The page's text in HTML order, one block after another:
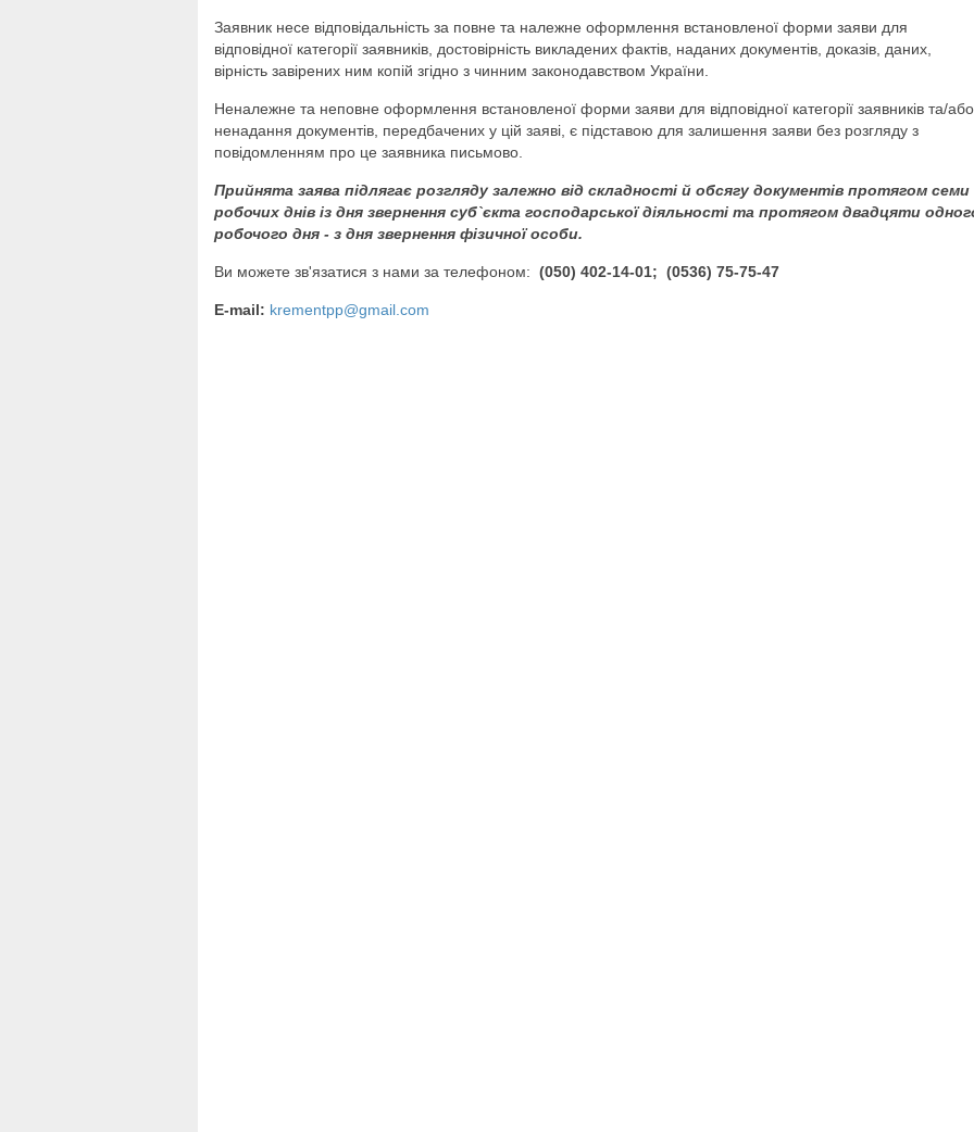
Заявник несе відповідальність за повне та належне оформлення встановленої форми заяви для
відповідної категорії заявників, достовірність викладених фактів, наданих документів, доказів, даних,
вірність завірених ним копій згідно з чинним законодавством України.
Неналежне та неповне оформлення встановленої форми заяви для відповідної категорії заявників та/або
ненадання документів, передбачених у цій заяві, є підставою для залишення заяви без розгляду з
повідомленням про це заявника письмово.
Прийнята заява підлягає розгляду залежно від складності й обсягу документів протягом семи
робочих днів із дня звернення суб`єкта господарської діяльності та протягом двадцяти
робочого дня - з дня звернення фізичної особи.
Ви можете зв'язатися з нами за телефоном: (050) 402-14-01; (0536) 75-75-47
E-mail: krementpp@gmail.com